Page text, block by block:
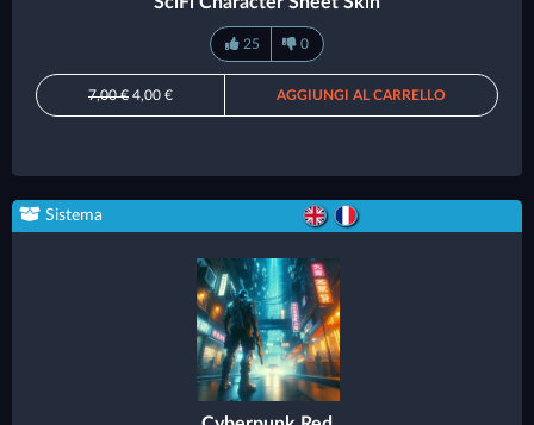
25 0
7,00 € 4,00 € AGGIUNGI AL CARRELLO
Sistema